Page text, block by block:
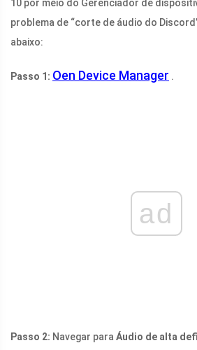
10 por meio do Gerenciador de
problema de “corte de áudio do
abaixo:
Passo 1: Oen Device Manager .
ad
Passo 2: Navegar para Áudio de alta